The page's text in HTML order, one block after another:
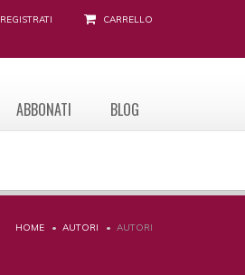
REGISTRATI CARRELLO
ABBONATI BLOG
HOME AUTORI AUTORI